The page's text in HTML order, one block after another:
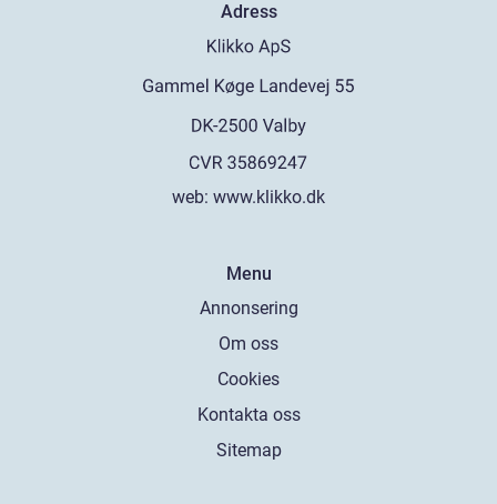
Adress
web: www.klikko.dk
Menu
Annonsering
Om oss
Cookies
Kontakta oss
Sitemap